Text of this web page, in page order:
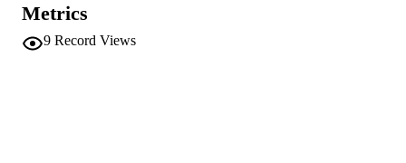
EDITOR(S)
Metrics
9 Record Views